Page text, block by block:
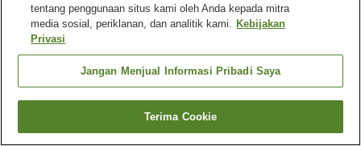
Fasilitas properti
Tempat parkir
Beranda Jepang Nagasaki
Kota Omura
Cari kamar
tentang penggunaan situs kami oleh Anda kepada mitra
media sosial, periklanan, dan analitik kami. Kebijakan
Privasi
Jangan Menjual Informasi Pribadi Saya
Terima Cookie